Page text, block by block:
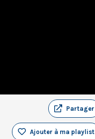
Partager
Ajouter à ma playlist